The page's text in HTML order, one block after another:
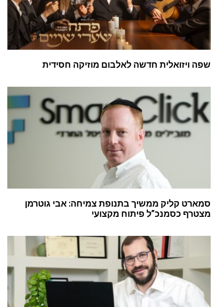
ויזואלית חדשה לאלבום מוזיקה חסידית
קליק ממשיך בתנופת צמיחה: אבי גוטרמן
כסמנכ”ל פיתוח מקצועי